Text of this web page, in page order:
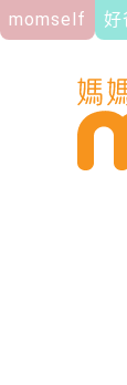
momself 好